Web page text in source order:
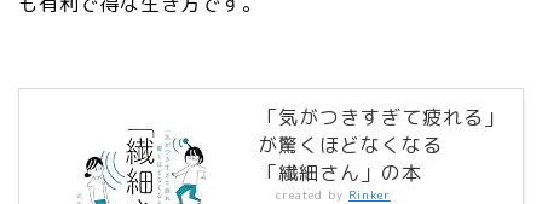
「気がつきすぎて疲れる」
が驚くほどなくなる
「繊細さん」の本
created by Rinker